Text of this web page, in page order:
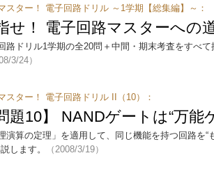
スター！ 電子回路ドリル ～1学期【総集編】～：
せ！ 電子回路マスターへの
路ドリル1学期の全20問＋中間・期末考査をすべ
3/24）
スター！ 電子回路ドリル II（10）：
題10】 NANDゲートは“万能
演算の定理」を適用して、同じ機能を持つ回路を
します。
（2008/3/19）